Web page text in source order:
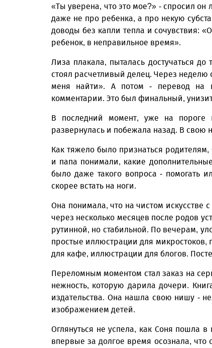
«Ты уверена, что это мое?» - спросил
даже не про ребенка, а про некую
доводы без капли тепла и сочувствия:
ребенок, в неправильное время».
Лиза плакала, пыталась достучаться
стоял расчетливый делец. Через неделю
меня найти». А потом - перевод на
комментарии. Это был финальный,
В последний момент, уже на пороге
развернулась и побежала назад. В
Как тяжело было признаться
и папа понимали, какие
было даже такого вопроса - помогать
скорее встать на ноги.
Она понимала, что на чистом искусстве
через несколько месяцев после родов
рутинной, но стабильной. По вечерам,
простые иллюстрации для микростоков,
для кафе, иллюстрации для блогов.
Переломным моментом стал заказ на
нежность, которую дарила дочери.
издательства. Она нашла свою нишу -
изображением детей.
Оглянуться не успела, как Соня пошла
впервые за долгое время осознала, что